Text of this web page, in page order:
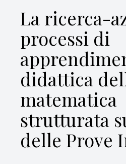
La ricerca-
processi di
didattica
matematica
strutturata
delle Prove